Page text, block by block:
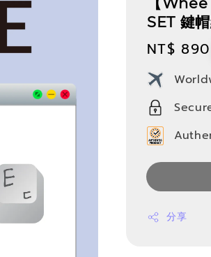
SET 鍵
Regular
price
NT$ 890
分享